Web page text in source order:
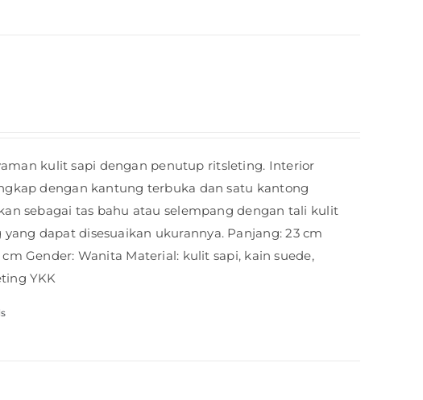
kulit sapi dengan penutup ritsleting. Interior
dengan kantung terbuka dan satu kantong
sebagai tas bahu atau selempang dengan tali kulit
dapat disesuaikan ukurannya. Panjang: 23 cm
cm Gender: Wanita Material: kulit sapi, kain suede,
YKK